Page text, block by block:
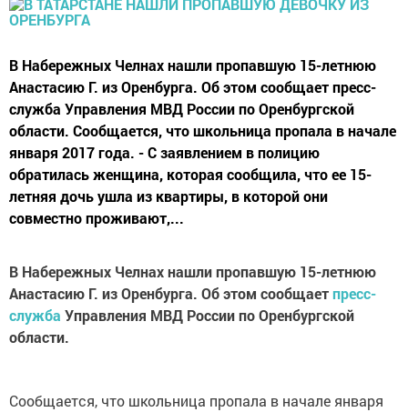
В Набережных Челнах нашли пропавшую 15-летнюю
Анастасию Г. из Оренбурга. Об этом сообщает пресс-
служба Управления МВД России по Оренбургской
области. Сообщается, что школьница пропала в начале
января 2017 года. - С заявлением в полицию
обратилась женщина, которая сообщила, что ее 15-
летняя дочь ушла из квартиры, в которой они
совместно проживают,...
В Набережных Челнах нашли пропавшую 15-летнюю
Анастасию Г. из Оренбурга. Об этом сообщаетпресс-
служба Управления МВД России по Оренбургской
области.
Сообщается, что школьница пропала в начале января